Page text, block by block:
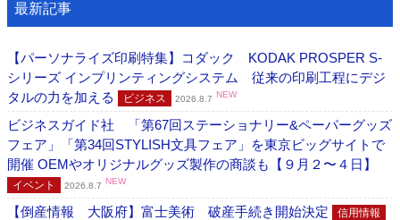
最新記事
【パーソナライズ印刷特集】コダック KODAK PROSPER S-
シリーズ インプリンティングシステム 従来の印刷工程にデジ
タルの力を加える
ビジネス 2026.8.7 NEW
ビジネスガイド社 「第67回ステーショナリー&ペーパーグッズ
フェア」「第34回STYLISH文具フェア」を東京ビッグサイトで
開催 OEMやオリジナルグッズ製作の商談も【９月２〜４日】
イベント 2026.8.7 NEW
【倒産情報 大阪府】富士美術 破産手続き開始決定 信用情報